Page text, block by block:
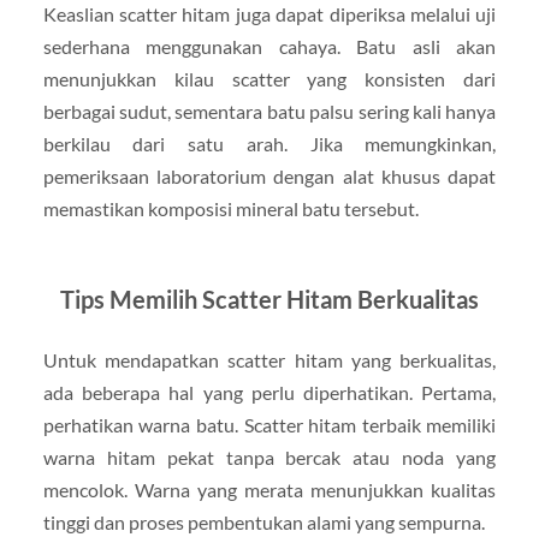
Keaslian scatter hitam juga dapat diperiksa melalui uji
sederhana menggunakan cahaya. Batu asli akan
menunjukkan kilau scatter yang konsisten dari
berbagai sudut, sementara batu palsu sering kali hanya
berkilau dari satu arah. Jika memungkinkan,
pemeriksaan laboratorium dengan alat khusus dapat
memastikan komposisi mineral batu tersebut.
Tips Memilih Scatter Hitam Berkualitas
Untuk mendapatkan scatter hitam yang berkualitas,
ada beberapa hal yang perlu diperhatikan. Pertama,
perhatikan warna batu. Scatter hitam terbaik memiliki
warna hitam pekat tanpa bercak atau noda yang
mencolok. Warna yang merata menunjukkan kualitas
tinggi dan proses pembentukan alami yang sempurna.